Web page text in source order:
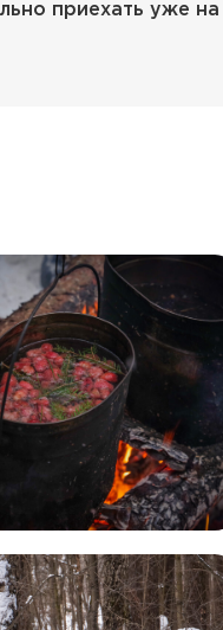
приехать уже